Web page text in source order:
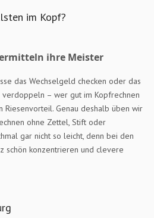
im Kopf?
ihre Meister
das Wechselgeld checken oder das
verdoppeln – wer gut im Kopfrechnen
Riesenvorteil. Genau deshalb üben wir
ohne Zettel, Stift oder
gar nicht so leicht, denn bei den
schön konzentrieren und clevere